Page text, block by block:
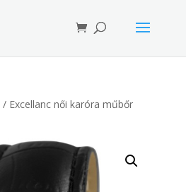
/ Excellanc női karóra műbőr